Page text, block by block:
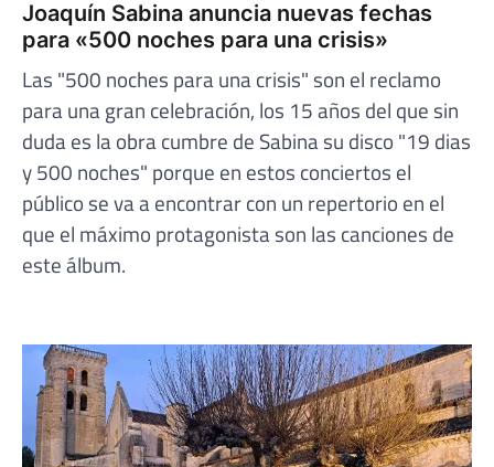
Joaquín Sabina anuncia nuevas fechas
para «500 noches para una crisis»
Las "500 noches para una crisis" son el reclamo
para una gran celebración, los 15 años del que sin
duda es la obra cumbre de Sabina su disco "19 dias
y 500 noches" porque en estos conciertos el
público se va a encontrar con un repertorio en el
que el máximo protagonista son las canciones de
este álbum.